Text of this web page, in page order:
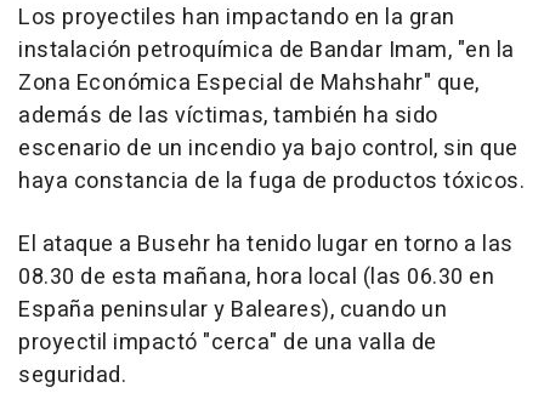
Los proyectiles han impactando en la gran
instalación petroquímica de Bandar Imam, "en la
Zona Económica Especial de Mahshahr" que,
además de las víctimas, también ha sido
escenario de un incendio ya bajo control, sin que
haya constancia de la fuga de productos tóxicos.
El ataque a Busehr ha tenido lugar en torno a las
08.30 de esta mañana, hora local (las 06.30 en
España peninsular y Baleares), cuando un
proyectil impactó "cerca" de una valla de
seguridad.